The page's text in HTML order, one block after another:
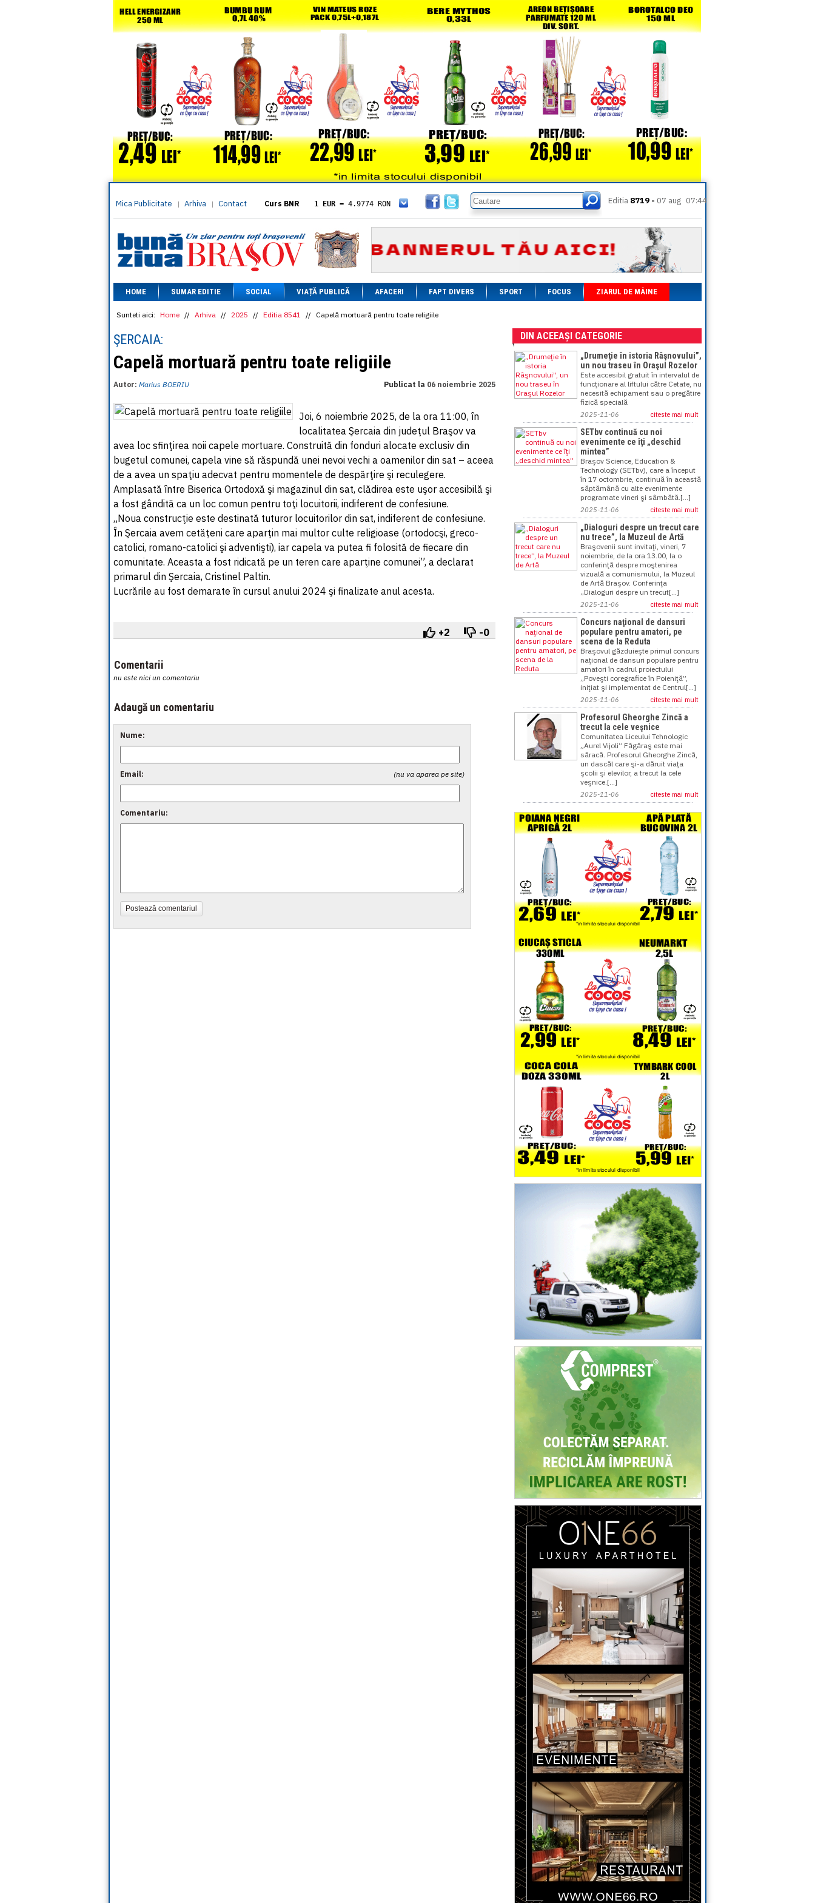
Mica Publicitate | Arhiva | Contact Curs BNR 1 EUR = 4.9774 RON
= 5.8304 RON
1 XAU= 464.4611 RON
1 AED= 1.1933 RON
1 AUD= 2.7957 RON
1 BGN= 2.5449 RON
1 CAD= 3.1559 RON
1 CHF= 5.2813 RON
1 CNY= 0.6015 RON
1 HUF = 1.2223 RON
1 INR = 0.0513 RON
= 0.3047 RON
1 MXN = 0.2227 RON
1 NOK= 0.4191 RON
1 NZD= 2.6097 RON
1 PLN= 1.1646 RON
1 RSD
= 0.0425 RON
1 RUB= 0.0530 RON
1 SEK = 0.4526 RON
1 TRY= 0.1141 RON
1 UAH= 0.1048 RON
1 XDR= 5.9383 RON
1 ZAR= 0.2318 RON
Editia 8719 - 07 aug 07:44
HOME SUMAR EDITIE SOCIAL VIAȚĂ PUBLICĂ AFACERI FAPT DIVERS SPORT FOCUS ZIARUL DE MÂINE
Sunteti aici: Home // Arhiva // 2025 // Editia 8541 // Capelă mortuară pentru toate religiile
ŞERCAIA:
Capelă mortuară pentru toate religiile
Autor: Marius BOERIU Publicat la 06 noiembrie 2025
Joi, 6 noiembrie 2025, de la ora 11:00, în
localitatea Şercaia din judeţul Braşov va
avea loc sfinţirea noii capele mortuare. Construită din fonduri alocate exclusiv din
bugetul comunei, capela vine să răspundă unei nevoi vechi a oamenilor din sat – aceea
de a avea un spaţiu adecvat pentru momentele de despărţire şi reculegere.
Amplasată între Biserica Ortodoxă şi magazinul din sat, clădirea este uşor accesibilă şi
a fost gândită ca un loc comun pentru toţi locuitorii, indiferent de confesiune.
„Noua construcţie este destinată tuturor locuitorilor din sat, indiferent de confesiune.
În Şercaia avem cetăţeni care aparţin mai multor culte religioase (ortodocşi, greco-
catolici, romano-catolici şi adventişti), iar capela va putea fi folosită de fiecare din
comunitate. Aceasta a fost ridicată pe un teren care aparţine comunei”, a declarat
primarul din Şercaia, Cristinel Paltin.
Lucrările au fost demarate în cursul anului 2024 şi finalizate anul acesta.
+2 -0
Comentarii
nu este nici un comentariu
Adaugă un comentariu
Nume:
(nu va aparea pe site)
Email:
Comentariu:
Postează comentariul
DIN ACEEAȘI CATEGORIE
„Drumeţie în istoria Râşnovului”,
un nou traseu în Oraşul Rozelor
Este accesibil gratuit în intervalul de
funcţionare al liftului către Cetate, nu
necesită echipament sau o pregătire
fizică specială
2025-11-06 citeste mai mult
SETbv continuă cu noi
evenimente ce îţi „deschid
mintea”
Braşov Science, Education &
Technology (SETbv), care a început
în 17 octombrie, continuă în această
săptămână cu alte evenimente
programate vineri şi sâmbătă.[...]
2025-11-06 citeste mai mult
„Dialoguri despre un trecut care
nu trece”, la Muzeul de Artă
Braşovenii sunt invitaţi, vineri, 7
noiembrie, de la ora 13.00, la o
conferinţă despre moştenirea
vizuală a comunismului, la Muzeul
de Artă Braşov. Conferinţa
„Dialoguri despre un trecut[...]
2025-11-06 citeste mai mult
Concurs naţional de dansuri
populare pentru amatori, pe
scena de la Reduta
Braşovul găzduieşte primul concurs
naţional de dansuri populare pentru
amatori în cadrul proiectului
„Poveşti coregrafice în Poieniţă”,
iniţiat şi implementat de Centrul[...]
2025-11-06 citeste mai mult
Profesorul Gheorghe Zincă a
trecut la cele veşnice
Comunitatea Liceului Tehnologic
„Aurel Vijoli” Făgăraş este mai
săracă. Profesorul Gheorghe Zincă,
un dascăl care şi-a dăruit viaţa
şcolii şi elevilor, a trecut la cele
veşnice.[...]
2025-11-06 citeste mai mult